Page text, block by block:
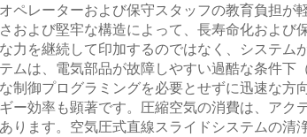
ペレーターおよび保守スタッフの教育負担が
および堅牢な構造によって、長寿命化および
力を継続して印加するのではなく、システム
ムは、電気部品が故障しやすい過酷な条件下
御プログラミングを必要とせずに迅速な方
ー効率も顕著です。圧縮空気の消費は、アク
ります。空気圧式直線スライドシステムの清